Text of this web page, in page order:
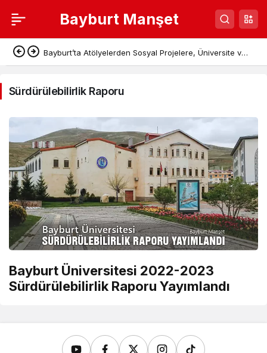
Bayburt Manşet
Sürdürülebilirlik
Raporu
Haberleri
Bayburt’ta Atölyelerden Sosyal Projelere, Üniversite ve
Sürdürülebilirlik Raporu
Bayburt Üniversitesi 2022-2023
Sürdürülebilirlik Raporu Yayımlandı